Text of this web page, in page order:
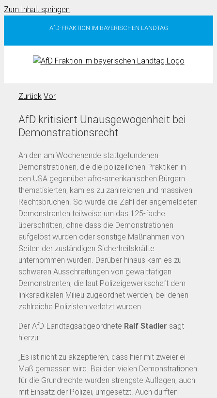
Zum Inhalt springen
AfD-FRAKTION IM BAYERISCHEN LANDTAG
Zurück Vor
AfD kritisiert Unausgewogenheit bei
Demonstrationsrecht
An den am Wochenende stattgefundenen
Demonstrationen, die die polizeilichen Praktiken in
den USA gegenüber afro-amerikanischen Bürgern
thematisierten, kam es zu zahlreichen und massiven
Rechtsbrüchen. So wurde die Zahl der angemeldeten
Demonstranten teilweise um das 125-fache
überschritten, ohne dass die Demonstrationen
aufgelöst wurden oder sonstige Maßnahmen von
Seiten der zuständigen Sicherheitskräfte
unternommen wurden. Darüber hinaus kam es zu
schweren Ausschreitungen von gewalttätigen
Demonstranten, die laut Polizeigewerkschaft dem
linksradikalen Milieu zugeordnet werden, bei denen
zahlreiche Polizisten verletzt wurden.
Der AfD-Landtagsabgeordnete Ralf Stadler sagt
hierzu:
„Es ist nicht zu akzeptieren, dass hier mit zweierlei
Maß gemessen wird. Bei den vielen Demonstrationen
für die Grundrechte wurden strengste Auflagen, auch
mit Einsatz der Polizei, umgesetzt. Auch durften